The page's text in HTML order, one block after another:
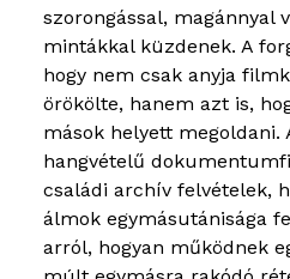
szorongással, magánnyal
mintákkal küzdenek. A
hogy nem csak anyja
örökölte, hanem azt is,
mások helyett megoldani.
hangvételű
családi archív felvételek,
álmok egymásutánisága
arról, hogyan működnek